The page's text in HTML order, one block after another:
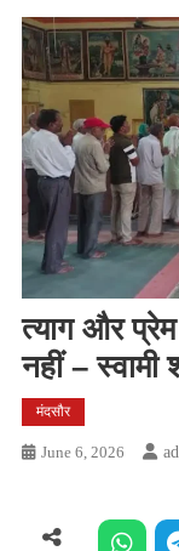
त्याग और
नहीं –
मंदसौर
June 6, 2026